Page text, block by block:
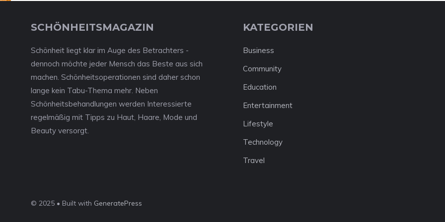
SCHÖNHEITSMAGAZIN
Schönheit liegt klar im Auge des Betrachters -
dennoch möchte jeder Mensch das Beste aus sich
machen. Schönheitsoperationen sind daher schon
lange kein Tabu-Thema mehr. Neben
Schönheitsbehandlungen werden Interessierte
regelmäßig mit Tipps zu Haut, Haare, Mode und
Beauty versorgt.
KATEGORIEN
Business
Community
Education
Entertainment
Lifestyle
Technology
Travel
© 2025 • Built with GeneratePress